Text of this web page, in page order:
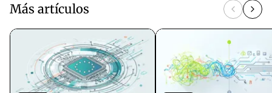
Más artículos